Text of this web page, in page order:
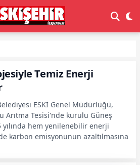
Temiz Enerji
ESKİ Genel Müdürlüğü,
Arıtma Tesisi'nde kurulu Güneş
hem yenilenebilir enerji
karbon emisyonunun azaltılmasına